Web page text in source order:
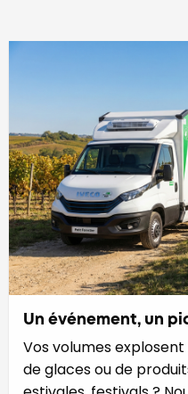
Un événement, un
Vos volumes
de glaces ou de